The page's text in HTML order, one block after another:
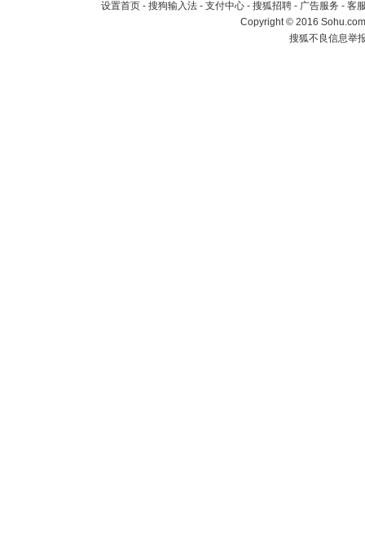
设置首页 - 搜狗输入法 - 支付中心 - 搜狐招聘 - 广告服务 - 客
Copyright©2016
搜狐不良信息举